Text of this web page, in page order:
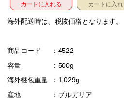
カートに入れる カートに入れ
海外配送時は、税抜価格となります。
商品コード
：4522
容量
：500g
海外梱包重量
：1,029g
産地
：ブルガリア